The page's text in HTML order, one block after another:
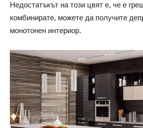
Недостатъкът на този цвят е, че е
комбинирате, можете да получите
монотонен интериор.